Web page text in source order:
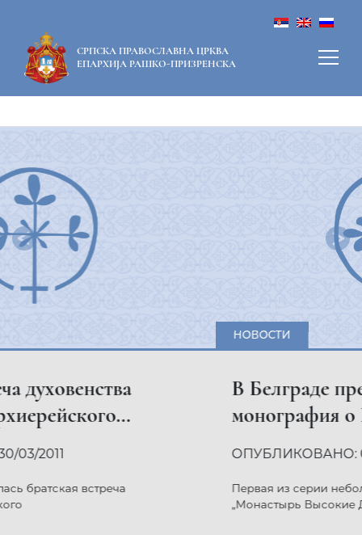
СРПСКА ПРАВОСЛАВНА ЦРКВА
ЕПАРХИЈА РАШКО-ПРИЗРЕНСКА
В Белграде представлена новая
монография о Высоких Дечанах
ОПУБЛИКОВАНО: 02/02/2011
Первая из серии небольших цветных монографий
„Монастырь Высокие Дечаны”,
Previous